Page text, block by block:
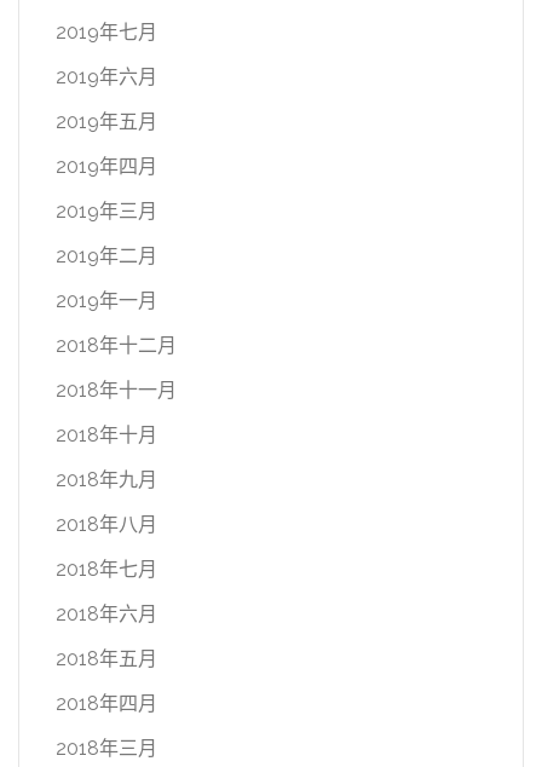
2019年七月
2019年六月
2019年五月
2019年四月
2019年三月
2019年二月
2019年一月
2018年十二月
2018年十一月
2018年十月
2018年九月
2018年八月
2018年七月
2018年六月
2018年五月
2018年四月
2018年三月